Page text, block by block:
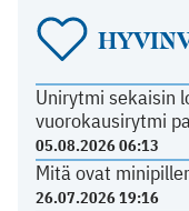
Unirytmi sekaisin
vuorokausirytmi
05.08.2026 06:13
Mitä ovat
26.07.2026 19:16